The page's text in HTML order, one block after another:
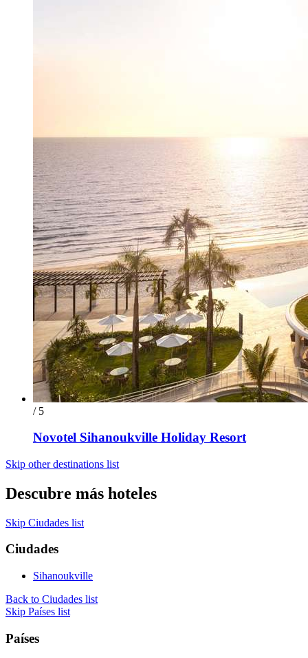
/ 5
Novotel Sihanoukville Holiday Resort
Skip other destinations list
Descubre más hoteles
Skip Ciudades list
Ciudades
Sihanoukville
Back to Ciudades list
Skip Países list
Países